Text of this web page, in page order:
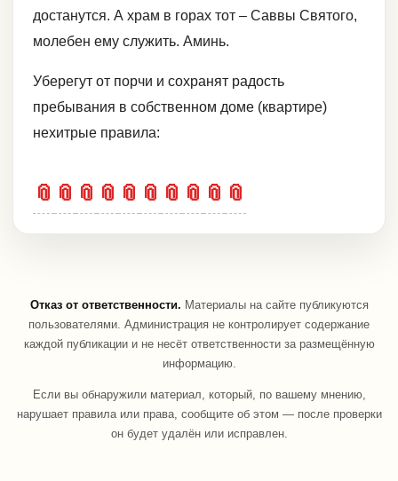
достанутся. А храм в горах тот – Саввы Святого,
молебен ему служить. Аминь.
Уберегут от порчи и сохранят радость
пребывания в собственном доме (квартире)
нехитрые правила:
📎 📎 📎 📎 📎 📎 📎 📎 📎 📎
Отказ от ответственности. Материалы на сайте публикуются
пользователями. Администрация не контролирует содержание
каждой публикации и не несёт ответственности за размещённую
информацию.
Если вы обнаружили материал, который, по вашему мнению,
нарушает правила или права, сообщите об этом — после проверки
он будет удалён или исправлен.